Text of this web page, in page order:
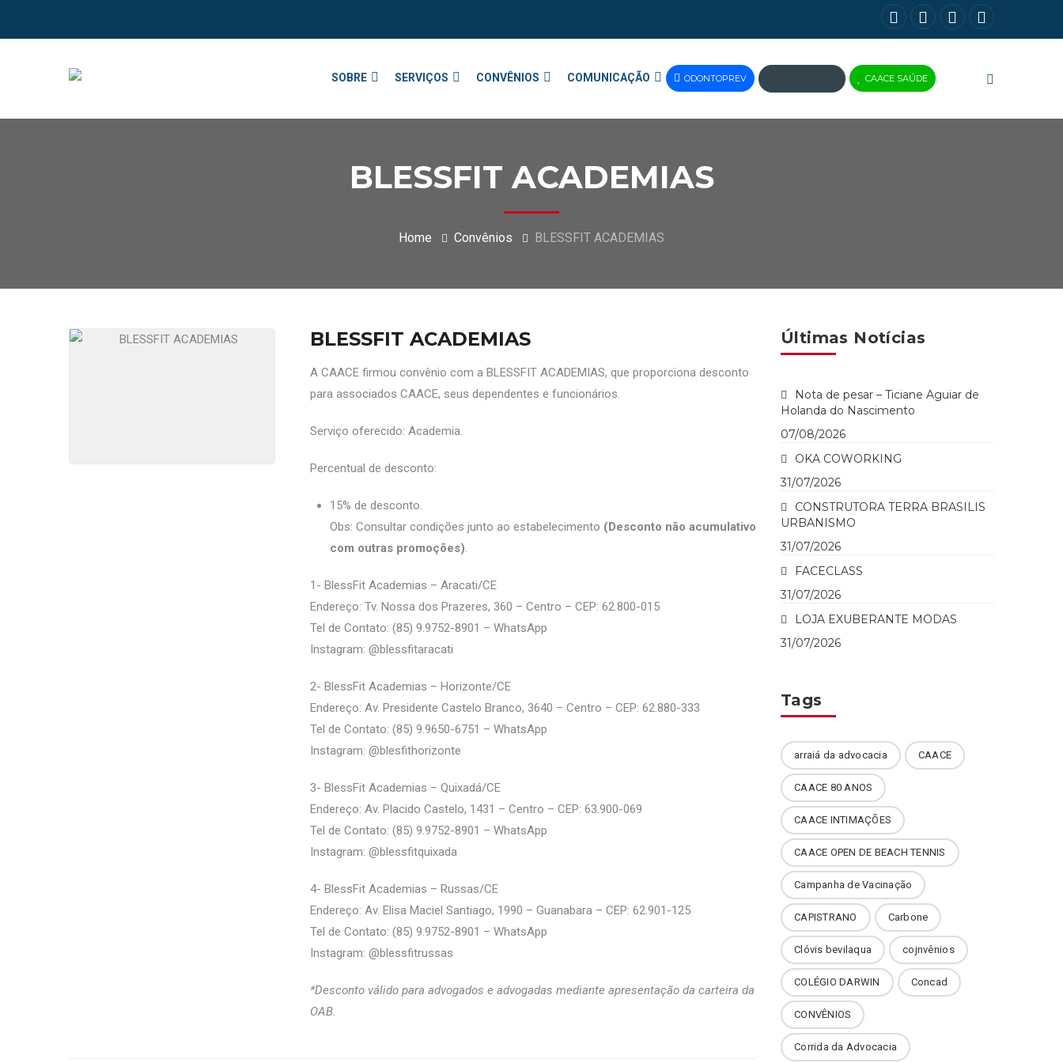
SOBRE SERVIÇOS CONVÊNIOS COMUNICAÇÃO ODONTOPREV
JUS
CAACE SAÚDE
BLESSFIT ACADEMIAS
Home Convênios BLESSFIT ACADEMIAS
BLESSFIT ACADEMIAS
A CAACE firmou convênio com a BLESSFIT ACADEMIAS, que proporciona desconto
para associados CAACE, seus dependentes e funcionários.
Serviço oferecido: Academia.
Percentual de desconto:
15% de desconto.
Obs: Consultar condições junto ao estabelecimento (Desconto não acumulativo
com outras promoções).
1- BlessFit Academias – Aracati/CE
Endereço: Tv. Nossa dos Prazeres, 360 – Centro – CEP: 62.800-015
Tel de Contato: (85) 9.9752-8901 – WhatsApp
Instagram: @‌blessfitaracati
2- BlessFit Academias – Horizonte/CE
Endereço: Av. Presidente Castelo Branco, 3640 – Centro – CEP: 62.880-333
Tel de Contato: (85) 9.9650-6751 – WhatsApp
Instagram: @‌blesfithorizonte
3- BlessFit Academias – Quixadá/CE
Endereço: Av. Placido Castelo, 1431 – Centro – CEP: 63.900-069
Tel de Contato: (85) 9.9752-8901 – WhatsApp
Instagram: @‌blessfitquixada
4- BlessFit Academias – Russas/CE
Endereço: Av. Elisa Maciel Santiago, 1990 – Guanabara – CEP: 62.901-125
Tel de Contato: (85) 9.9752-8901 – WhatsApp
Instagram: @‌blessfitrussas
*Desconto válido para advogados e advogadas mediante apresentação da carteira da
OAB.
Últimas Notícias
Nota de pesar – Ticiane Aguiar de
Holanda do Nascimento
07/08/2026
OKA COWORKING
31/07/2026
CONSTRUTORA TERRA BRASILIS
URBANISMO
31/07/2026
FACECLASS
31/07/2026
LOJA EXUBERANTE MODAS
31/07/2026
Tags
arraiá da advocacia CAACE
CAACE 80 ANOS
CAACE INTIMAÇÕES
CAACE OPEN DE BEACH TENNIS
Campanha de Vacinação
CAPISTRANO Carbone
Clóvis bevilaqua cojnvênios
COLÉGIO DARWIN Concad
CONVÊNIOS
Corrida da Advocacia